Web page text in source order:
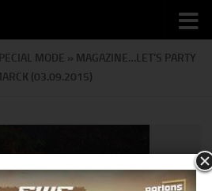
MODE » MAGAZINE…LET’S PARTY
(03.09.2015)